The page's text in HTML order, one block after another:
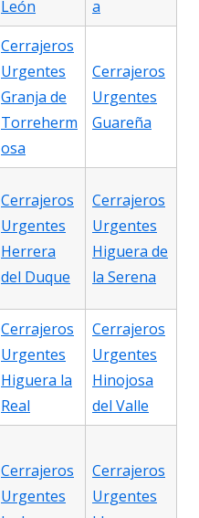
León
a
Cerrajeros
Urgentes
Granja de
Torreherm
osa
Cerrajeros
Urgentes
Guareña
Cerrajeros
Urgentes
Herrera
del Duque
Cerrajeros
Urgentes
Higuera de
la Serena
Cerrajeros
Urgentes
Higuera la
Real
Cerrajeros
Urgentes
Hinojosa
del Valle
Cerrajeros
Urgentes
Cerrajeros
Urgentes